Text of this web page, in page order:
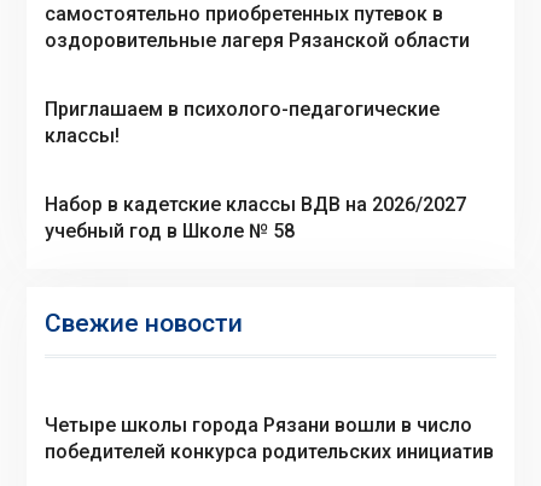
самостоятельно приобретенных путевок в
оздоровительные лагеря Рязанской области
Приглашаем в психолого-педагогические
классы!
Набор в кадетские классы ВДВ на 2026/2027
учебный год в Школе № 58
Свежие новости
Четыре школы города Рязани вошли в число
победителей конкурса родительских инициатив